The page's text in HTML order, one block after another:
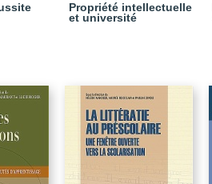
Propriété intellectuelle
et université